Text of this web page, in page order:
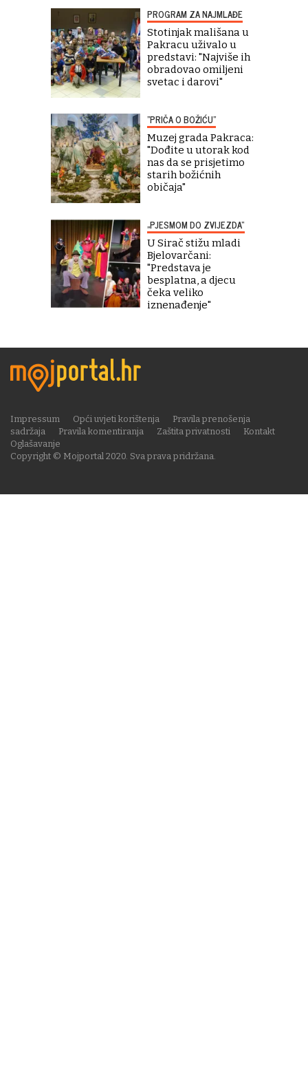
PROGRAM ZA NAJMLAĐE
Stotinjak mališana u
Pakracu uživalo u
predstavi: "Najviše ih
obradovao omiljeni
svetac i darovi"
"PRIČA O BOŽIĆU"
Muzej grada Pakraca:
"Dođite u utorak kod
nas da se prisjetimo
starih božićnih
običaja"
„PJESMOM DO ZVIJEZDA“
U Sirač stižu mladi
Bjelovarčani:
"Predstava je
besplatna, a djecu
čeka veliko
iznenađenje"
Copyright © Mojportal 2020. Sva prava pridržana.
Impressum Opći uvjeti korištenja
Pravila prenošenja
sadržaja
Pravila komentiranja Zaštita privatnosti
Kontakt
Oglašavanje